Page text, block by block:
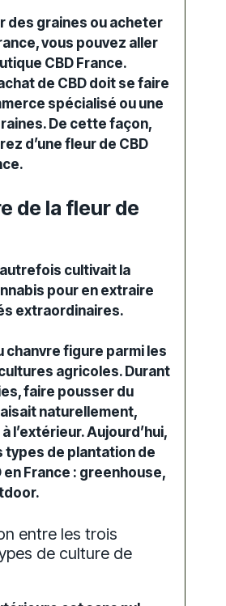
des graines ou acheter
, vous pouvez aller
CBD France.
de CBD doit se faire
spécialisé ou une
. De cette façon,
d’une fleur de CBD
.
de la fleur de
cultivait la
pour en extraire
extraordinaires.
chanvre figure parmi les
agricoles. Durant
faire pousser du
naturellement,
l’extérieur. Aujourd’hui,
types de plantation de
en France : greenhouse,
entre les trois
de culture de